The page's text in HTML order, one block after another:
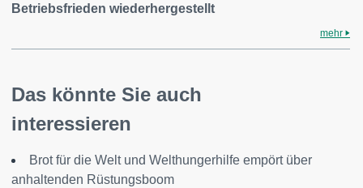
Betriebsfrieden wiederhergestellt
mehr
Das könnte Sie auch
interessieren
Brot für die Welt und Welthungerhilfe empört über
anhaltenden Rüstungsboom